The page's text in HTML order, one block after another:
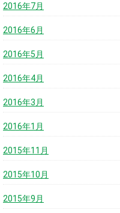
2016年7月
2016年6月
2016年5月
2016年4月
2016年3月
2016年1月
2015年11月
2015年10月
2015年9月